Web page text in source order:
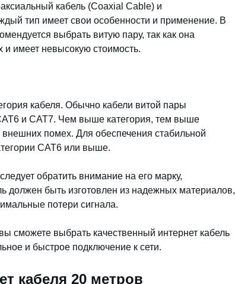
кабель (Coaxial Cable) и
тип имеет свои особенности и применение. В
выбрать витую пару, так как она
имеет невысокую стоимость.
кабеля. Обычно кабели витой пары
и CAT7. Чем выше категория, тем выше
помех. Для обеспечения стабильной
CAT6 или выше.
обратить внимание на его марку,
должен быть изготовлен из надежных материалов,
потери сигнала.
выбрать качественный интернет кабель
и быстрое подключение к сети.
кабеля 20 метров